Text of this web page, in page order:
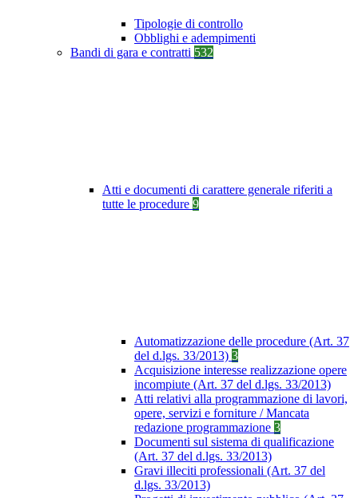
Tipologie di controllo
Obblighi e adempimenti
Bandi di gara e contratti 532
Atti e documenti di carattere generale riferiti a
tutte le procedure 9
Automatizzazione delle procedure (Art. 37
del d.lgs. 33/2013) 3
Acquisizione interesse realizzazione opere
incompiute (Art. 37 del d.lgs. 33/2013)
Atti relativi alla programmazione di lavori,
opere, servizi e forniture / Mancata
redazione programmazione 3
Documenti sul sistema di qualificazione
(Art. 37 del d.lgs. 33/2013)
Gravi illeciti professionali (Art. 37 del
d.lgs. 33/2013)